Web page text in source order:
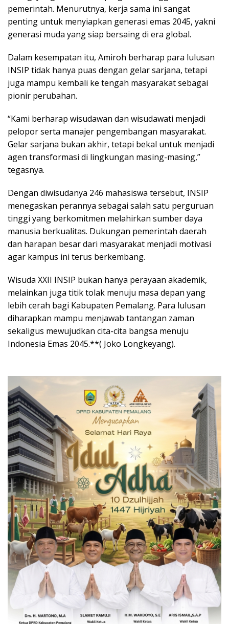
pemerintah. Menurutnya, kerja sama ini sangat
penting untuk menyiapkan generasi emas 2045, yakni
generasi muda yang siap bersaing di era global.
Dalam kesempatan itu, Amiroh berharap para lulusan
INSIP tidak hanya puas dengan gelar sarjana, tetapi
juga mampu kembali ke tengah masyarakat sebagai
pionir perubahan.
“Kami berharap wisudawan dan wisudawati menjadi
pelopor serta manajer pengembangan masyarakat.
Gelar sarjana bukan akhir, tetapi bekal untuk menjadi
agen transformasi di lingkungan masing-masing,”
tegasnya.
Dengan diwisudanya 246 mahasiswa tersebut, INSIP
menegaskan perannya sebagai salah satu perguruan
tinggi yang berkomitmen melahirkan sumber daya
manusia berkualitas. Dukungan pemerintah daerah
dan harapan besar dari masyarakat menjadi motivasi
agar kampus ini terus berkembang.
Wisuda XXII INSIP bukan hanya perayaan akademik,
melainkan juga titik tolak menuju masa depan yang
lebih cerah bagi Kabupaten Pemalang. Para lulusan
diharapkan mampu menjawab tantangan zaman
sekaligus mewujudkan cita-cita bangsa menuju
Indonesia Emas 2045.**( Joko Longkeyang).